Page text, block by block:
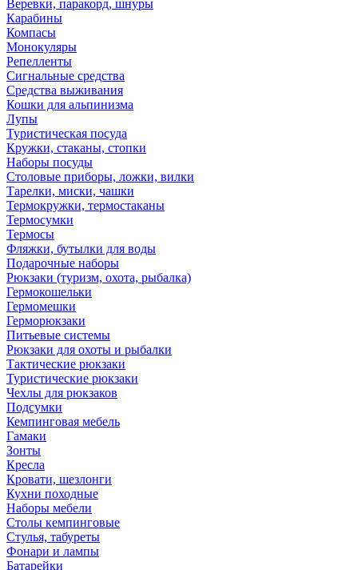
Веревки, паракорд, шнуры
Карабины
Компасы
Монокуляры
Репелленты
Сигнальные средства
Средства выживания
Кошки для альпинизма
Лупы
Туристическая посуда
Кружки, стаканы, стопки
Наборы посуды
Столовые приборы, ложки, вилки
Тарелки, миски, чашки
Термокружки, термостаканы
Термосумки
Термосы
Фляжки, бутылки для воды
Подарочные наборы
Рюкзаки (туризм, охота, рыбалка)
Гермокошельки
Гермомешки
Герморюкзаки
Питьевые системы
Рюкзаки для охоты и рыбалки
Тактические рюкзаки
Туристические рюкзаки
Чехлы для рюкзаков
Подсумки
Кемпинговая мебель
Гамаки
Зонты
Кресла
Кровати, шезлонги
Кухни походные
Наборы мебели
Столы кемпинговые
Стулья, табуреты
Фонари и лампы
Батарейки